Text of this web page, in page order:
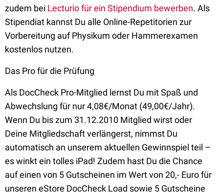
zudem bei Lecturio für ein Stipendium bewerben. Als
Stipendiat kannst Du alle Online-Repetitorien zur
Vorbereitung auf Physikum oder Hammerexamen
kostenlos nutzen.
Das Pro für die Prüfung
Als DocCheck Pro-Mitglied lernst Du mit Spaß und
Abwechslung für nur 4,08€/Monat (49,00€/Jahr).
Wenn Du bis zum 31.12.2010 Mitglied wirst oder
Deine Mitgliedschaft verlängerst, nimmst Du
automatisch an unserem aktuellen Gewinnspiel teil –
es winkt ein tolles iPad! Zudem hast Du die Chance
auf einen von 5 Gutscheinen im Wert von 20,- Euro für
unseren eStore DocCheck Load sowie 5 Gutscheine